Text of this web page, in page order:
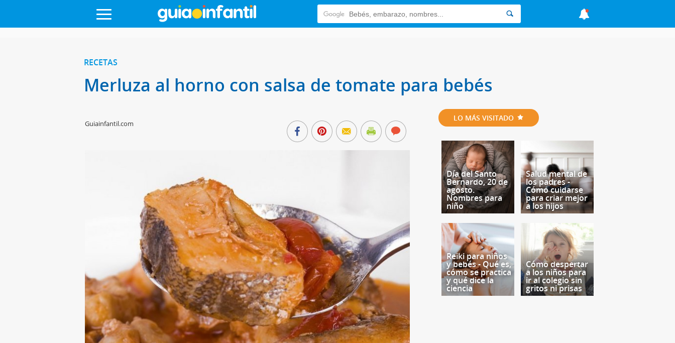
RECETAS
Merluza al horno con salsa de tomate para bebés
Guiainfantil.com
LO MÁS VISITADO
Día del Santo
Bernardo, 20 de
agosto.
Nombres para
niño
Salud mental de
los padres -
Cómo cuidarse
para criar mejor
a los hijos
Reiki para niños
y bebés - Qué es,
cómo se practica
y qué dice la
ciencia
Cómo despertar
a los niños para
ir al colegio sin
gritos ni prisas